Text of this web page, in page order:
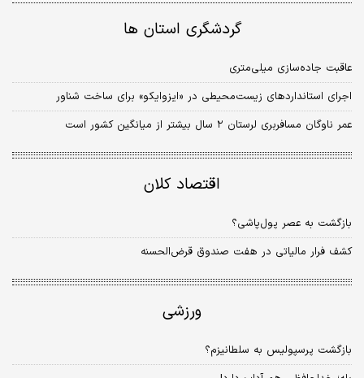
گردشگری استان ها
عاقبت جاده‌سازی میلی‌متری
اجرای استانداردهای زیست‌‌‌محیطی در «ایزوایکو» برای ساخت شناور
عمر ناوگان مسافربری لرستان ۲ سال بیشتر از میانگین کشور است
اقتصاد کلان
بازگشت به عصر پول‌پاشی؟
کشف فرار مالیاتی در هفت صندوق‌ قرض‌الحسنه
ورزشی
بازگشت پرسپولیس به سلطانیزم؟